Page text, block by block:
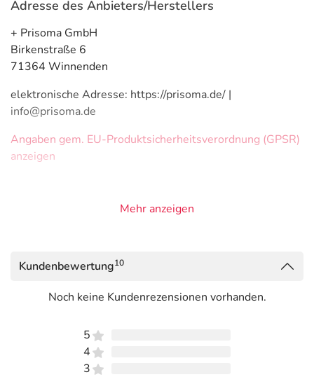
Adresse des Anbieters/Herstellers
+ Prisoma GmbH
Birkenstraße 6
71364 Winnenden
elektronische Adresse: https://prisoma.de/ |
info@prisoma.de
Angaben gem. EU-Produktsicherheitsverordnung (GPSR)
anzeigen
Mehr anzeigen
Kundenbewertung10
Noch keine Kundenrezensionen vorhanden.
5
4
3